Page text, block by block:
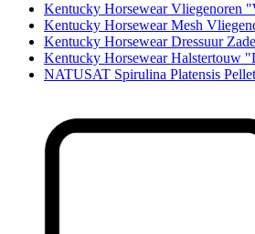
Kentucky Horsewear Vliegenoren
Kentucky Horsewear Mesh
Kentucky Horsewear Dressuur
Kentucky Horsewear Halstertouw
NATUSAT Spirulina Platensis